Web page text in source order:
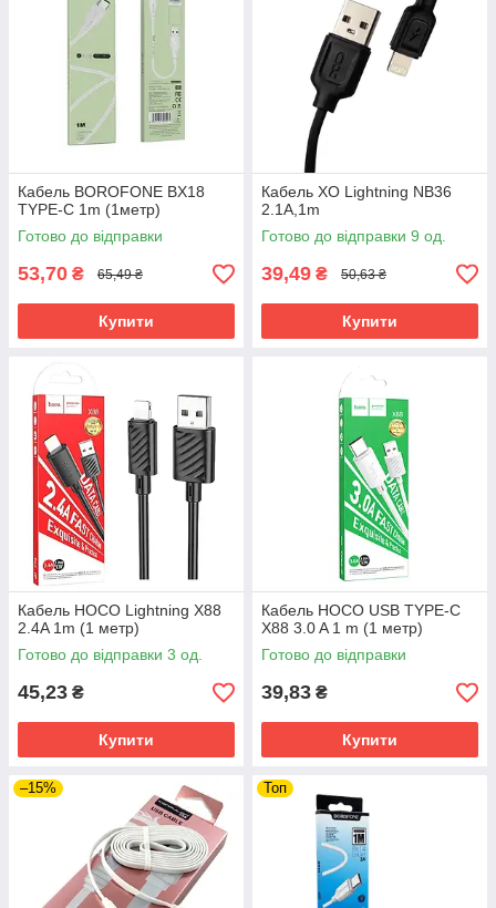
Кабель BOROFONE BX18
TYPE-C 1m (1метр)
Готово до відправки
53,70 ₴ 65,49 ₴
Купити
Кабель XO Lightning NB36
2.1A,1m
Готово до відправки 9 од.
39,49 ₴ 50,63 ₴
Купити
Кабель HOCO Lightning X88
2.4A 1m (1 метр)
Готово до відправки 3 од.
45,23 ₴
Купити
Кабель HOCO USB TYPE-C
X88 3.0 A 1 m (1 метр)
Готово до відправки
39,83 ₴
Купити
–15% Топ